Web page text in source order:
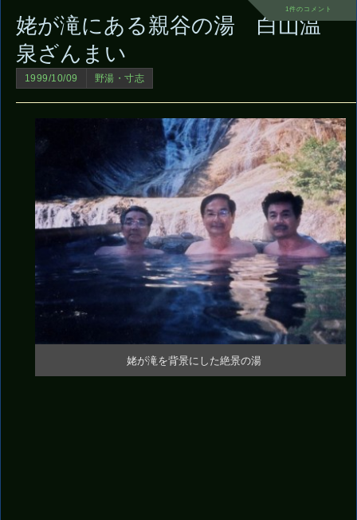
1件のコメント
姥が滝にある親谷の湯 白山温
泉ざんまい
1999/10/09 野湯・寸志
姥が滝を背景にした絶景の湯